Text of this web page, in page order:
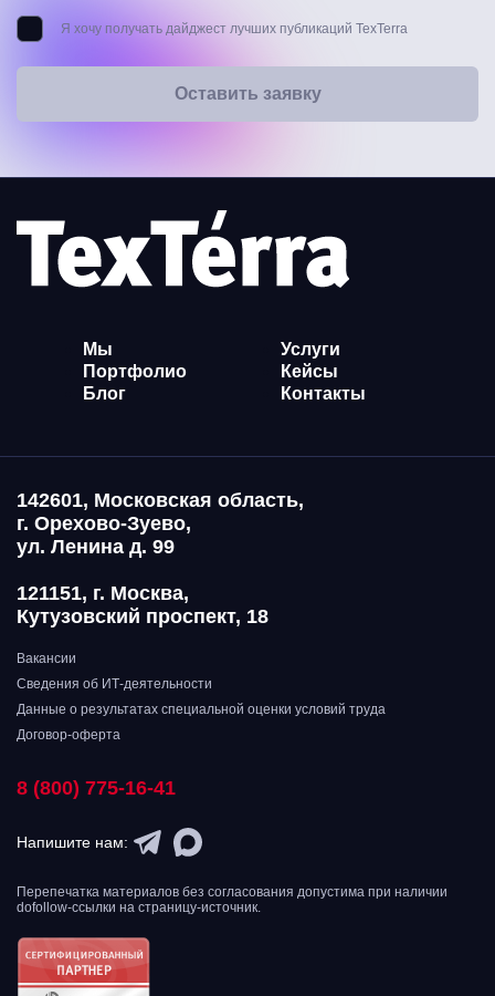
Я хочу получать дайджест лучших публикаций TexTerra
Оставить заявку
Мы
Услуги
Портфолио
Кейсы
Блог
Контакты
142601, Московская область,
г. Орехово-Зуево,
ул. Ленина д. 99
121151, г. Москва,
Кутузовский проспект, 18
Вакансии
Сведения об ИТ-деятельности
Данные о результатах специальной оценки условий труда
Договор-оферта
8 (800) 775-16-41
Напишите нам:
Перепечатка материалов без согласования допустима при наличии
dofollow-ссылки на страницу-источник.